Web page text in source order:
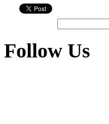
Follow Us